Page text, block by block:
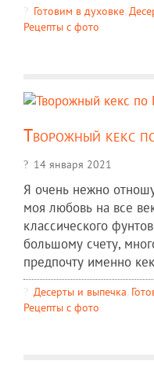
Готовим в духовке,
Рецепты c фото
Творожный кекс
14 января 2021
Я очень нежно
моя любовь на все
классического
большому счету,
предпочту именно
Десерты и выпечка,
Рецепты c фото